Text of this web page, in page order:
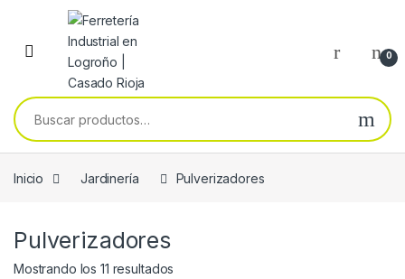
Skip to navigation
Skip to content
0
Buscar por:
Inicio Jardinería Pulverizadores
Pulverizadores
Mostrando los 11 resultados